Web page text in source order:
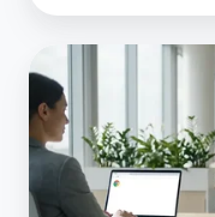
qué
los
navegadores
empresariales
basados